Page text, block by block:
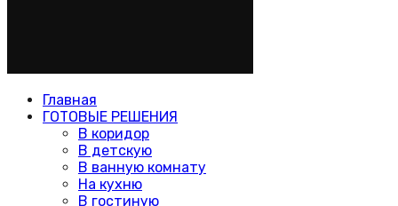
Главная
ГОТОВЫЕ РЕШЕНИЯ
В коридор
В детскую
В ванную комнату
На кухню
В гостиную